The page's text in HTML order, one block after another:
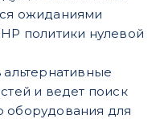
ожиданиями
политики нулевой
и ведет поиск
оборудования для